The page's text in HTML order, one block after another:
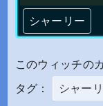
シャーリー
このウィッチの
タグ： シャー